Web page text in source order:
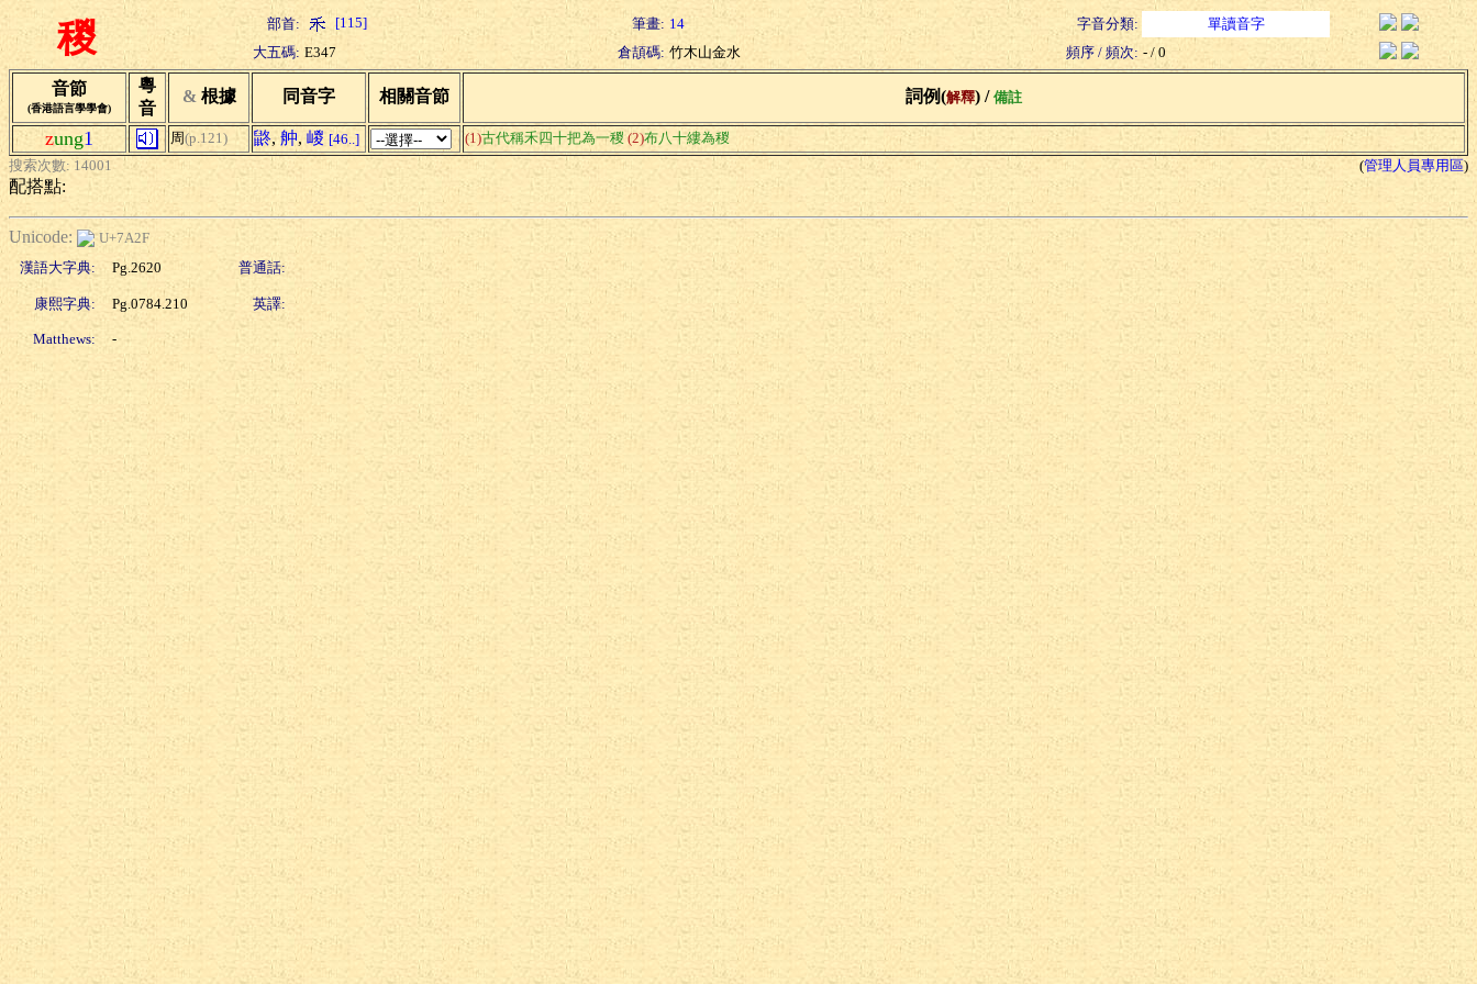
稯 部首: [115] 筆畫: 14 字音分類:
單讀音字
大五碼: E347 倉頡碼: 竹木山金水 頻序 / 頻次: - / 0
音節
(香港語言學學會)
粵
音
& 根據 同音字 相關音節 詞例(解釋) / 備註
zung1 周(p.121) 鼨, 舯, 嵕 [46..] (1)古代稱禾四十把為一稯 (2)布八十縷為稯
搜索次數: 14001
(管理人員專用區)
配搭點:
Unicode:
U+7A2F
漢語大字典:
Pg.2620 普通話:
康熙字典: Pg.0784.210 英譯:
Matthews: -